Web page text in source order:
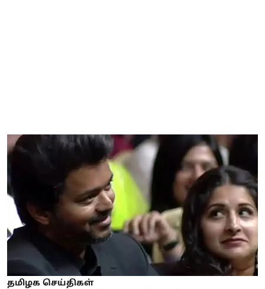
தமிழக செய்திகள்